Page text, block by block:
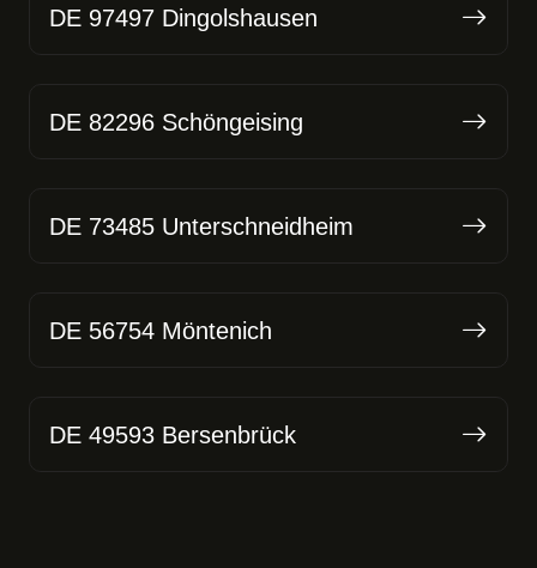
DE 97497 Dingolshausen
DE 82296 Schöngeising
DE 73485 Unterschneidheim
DE 56754 Möntenich
DE 49593 Bersenbrück